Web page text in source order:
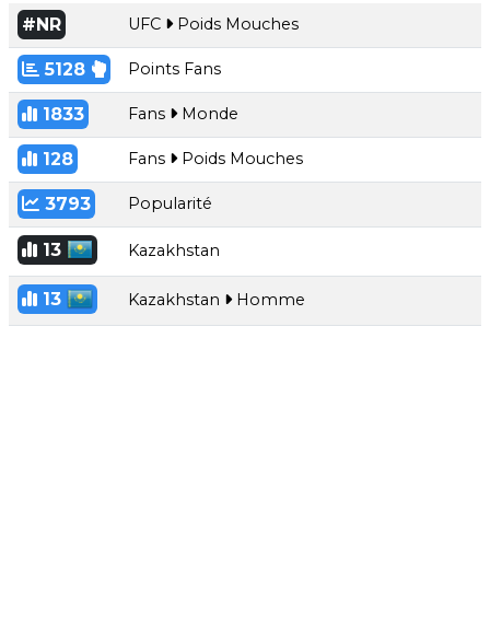
#NR UFC Poids Mouches
5128 Points Fans
1833 Fans Monde
128 Fans Poids Mouches
3793 Popularité
13 Kazakhstan
13 Kazakhstan Homme